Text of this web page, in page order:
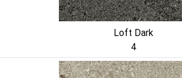
Loft Dark
4